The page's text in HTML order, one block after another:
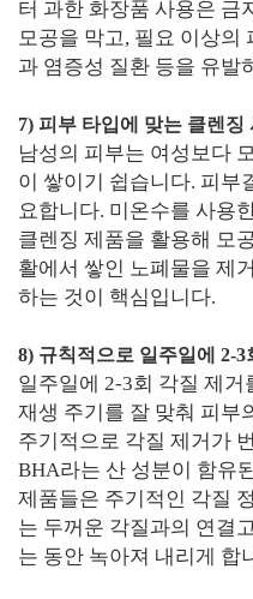
터 과한 화장품 사용은 금
모공을 막고, 필요 이상의
과 염증성 질환 등을 유발
7) 피부 타입에 맞는 클렌징
남성의 피부는 여성보다
이 쌓이기 쉽습니다. 피부
요합니다. 미온수를 사용
클렌징 제품을 활용해 모
활에서 쌓인 노폐물을 제
하는 것이 핵심입니다.
8) 규칙적으로 일주일에 2-3
일주일에 2-3회 각질 제거
재생 주기를 잘 맞춰 피부
주기적으로 각질 제거가
BHA라는 산 성분이 함유
제품들은 주기적인 각질
는 두꺼운 각질과의 연결
는 동안 녹아져 내리게 합